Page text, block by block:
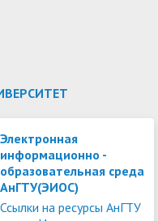
Электронная
информационно -
образовательная среда
АнГТУ(ЭИОС)
Ссылки на ресурсы АнГТУ